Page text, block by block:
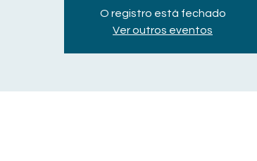
O registro está fechado
Ver outros eventos